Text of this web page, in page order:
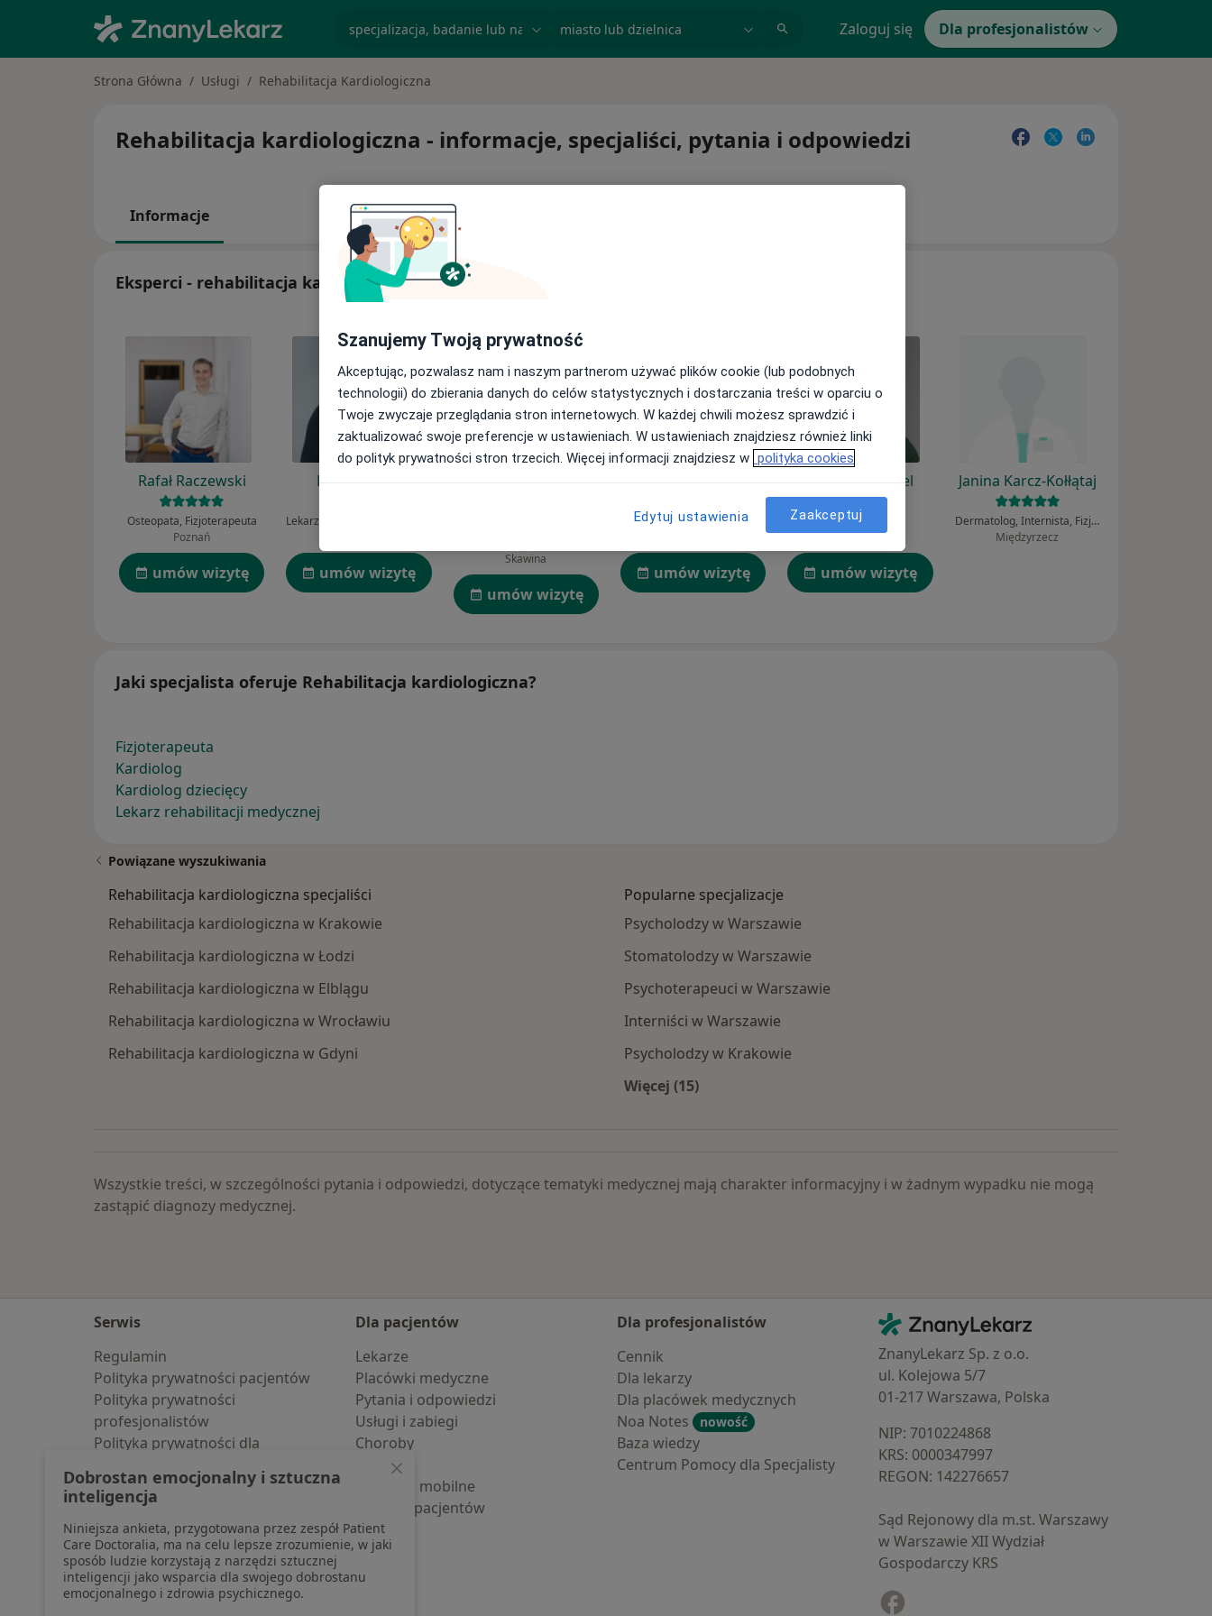
Zaloguj się Dla profesjonalistów
Strona Główna Usługi Rehabilitacja Kardiologiczna
Rehabilitacja kardiologiczna - informacje, specjaliści, pytania i odpowiedzi
Informacje
Eksperci - rehabilitacja kardiologiczna
Rafał Raczewski
Osteopata, Fizjoterapeuta
Poznań
umów wizytę
Maria Gołda
umów wizytę
Skawina
umów wizytę
Fizjoterapeuta
umów wizytę
Kamil Burnagiel
Fizjoterapeuta
Tarnów
umów wizytę
Janina Karcz-Kołłątaj
Dermatolog, Internista, Fizjoterapeuta
Międzyrzecz
Jaki specjalista oferuje Rehabilitacja kardiologiczna?
Fizjoterapeuta
Kardiolog
Kardiolog dziecięcy
Lekarz rehabilitacji medycznej
Powiązane wyszukiwania
Rehabilitacja kardiologiczna specjaliści
Rehabilitacja kardiologiczna w Krakowie
Rehabilitacja kardiologiczna w Łodzi
Rehabilitacja kardiologiczna w Elblągu
Rehabilitacja kardiologiczna w Wrocławiu
Rehabilitacja kardiologiczna w Gdyni
Popularne specjalizacje
Psycholodzy w Warszawie
Stomatolodzy w Warszawie
Psychoterapeuci w Warszawie
Interniści w Warszawie
Psycholodzy w Krakowie
Więcej (15)
Wszystkie treści, w szczególności pytania i odpowiedzi, dotyczące tematyki medycznej mają charakter informacyjny i w żadnym wypadku nie mogą
zastąpić diagnozy medycznej.
Serwis
Regulamin
Polityka prywatności pacjentów
Polityka prywatności
profesjonalistów
Polityka prywatności dla
pozyskaliśmy samodzielnie
Polityka cookies
Jak działają wyniki wyszukiwania
Dostępność
O nas
Praca Rekrutujemy!
Dla pacjentów
Lekarze
Placówki medyczne
Pytania i odpowiedzi
Usługi i zabiegi
Choroby
Pomoc
Aplikacje mobilne
Blog dla pacjentów
Dla profesjonalistów
Cennik
Dla lekarzy
Dla placówek medycznych
Noa Notes
nowość
Baza wiedzy
Centrum Pomocy dla Specjalisty
Kontakt
ZnanyLekarz - Strona główna
ZnanyLekarz Sp. z o.o.
ul. Kolejowa 5/7
01-217 Warszawa, Polska
NIP: ⁠7010224868
KRS: ⁠0000347997
REGON: ⁠142276657
Sąd Rejonowy dla m.st. Warszawy
w Warszawie XII Wydział
Gospodarczy KRS
Szanujemy Twoją prywatność
Akceptując, pozwalasz nam i naszym partnerom używać plików cookie (lub podobnych
technologii) do zbierania danych do celów statystycznych i dostarczania treści w oparciu o
Twoje zwyczaje przeglądania stron internetowych. W każdej chwili możesz sprawdzić i
zaktualizować swoje preferencje w ustawieniach. W ustawieniach znajdziesz również linki
do polityk prywatności stron trzecich. Więcej informacji znajdziesz w polityka cookies
Edytuj ustawienia Zaakceptuj
Dobrostan emocjonalny i sztuczna
inteligencja
Niniejsza ankieta, przygotowana przez zespół Patient
Care Doctoralia, ma na celu lepsze zrozumienie, w jaki
sposób ludzie korzystają z narzędzi sztucznej
inteligencji jako wsparcia dla swojego dobrostanu
emocjonalnego i zdrowia psychicznego.